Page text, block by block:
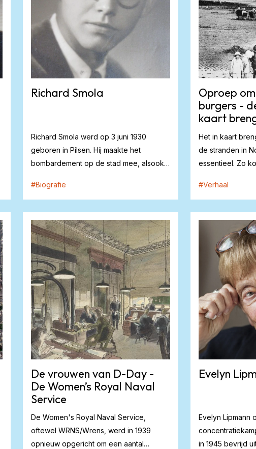
Richard Smola
Richard Smola werd op 3 juni 1930
geboren in Pilsen. Hij maakte het
bombardement op de stad mee, alsook
#Biografie
Oproep
burgers -
kaart
Het in kaart
de stranden in
essentieel. Zo
#Verhaal
De vrouwen van D-Day -
De Women’s Royal Naval
Service
De Women's Royal Naval Service,
oftewel WRNS/Wrens, werd in 1939
opnieuw opgericht om een aantal
Evelyn
Evelyn Lipmann
in 1945 bevrijd